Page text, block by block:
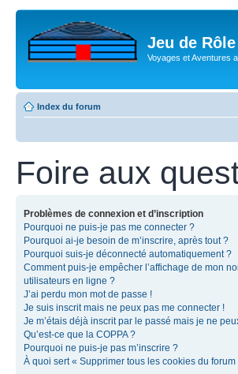
Jeu de
Voyages et Aventures
Index du forum
Foire aux
Problèmes de connexion et d’inscription
Pourquoi ne puis-je pas me connecter ?
Pourquoi ai-je besoin de m’inscrire, après tout ?
Pourquoi suis-je déconnecté automatiquement ?
Comment puis-je empêcher l’affichage de mon
utilisateurs en ligne ?
J’ai perdu mon mot de passe !
Je suis inscrit mais ne peux pas me connecter !
Je m’étais déjà inscrit par le passé mais je ne
Qu’est-ce que la COPPA ?
Pourquoi ne puis-je pas m’inscrire ?
À quoi sert « Supprimer tous les cookies du forum